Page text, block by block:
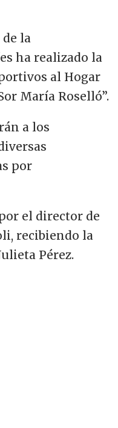
la
ha realizado la
al Hogar
María Roselló”.
a los
por
el director de
recibiendo la
Pérez.